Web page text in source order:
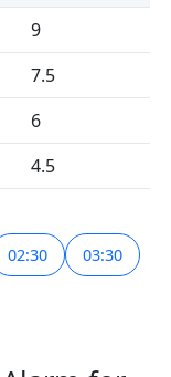
9
7.5
6
4.5
02:30 03:30